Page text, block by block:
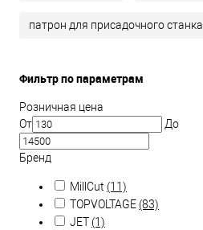
патрон для присадочного станка
Фильтр по параметрам
Розничная цена
От
До
Бренд
MillCut (11)
TOPVOLTAGE (83)
JET (1)